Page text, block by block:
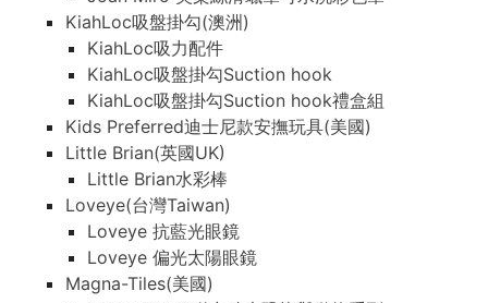
KiahLoc吸盤掛勾(澳洲)
KiahLoc吸力配件
KiahLoc吸盤掛勾Suction hook
KiahLoc吸盤掛勾Suction hook禮盒組
Kids Preferred迪士尼款安撫玩具(美國)
Little Brian(英國UK)
Little Brian水彩棒
Loveye(台灣Taiwan)
Loveye 抗藍光眼鏡
Loveye 偏光太陽眼鏡
Magna-Tiles(美國)